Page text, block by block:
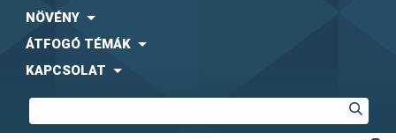
NÖVÉNY
ÁTFOGÓ TÉMÁK
KAPCSOLAT